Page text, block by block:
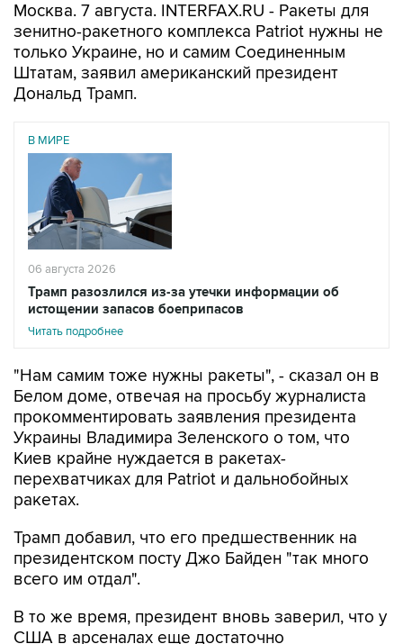
Москва. 7 августа. INTERFAX.RU - Ракеты для
зенитно-ракетного комплекса Patriot нужны не
только Украине, но и самим Соединенным
Штатам, заявил американский президент
Дональд Трамп.
В МИРЕ
06 августа 2026
Трамп разозлился из-за утечки информации об
истощении запасов боеприпасов
Читать подробнее
"Нам самим тоже нужны ракеты", - сказал он в
Белом доме, отвечая на просьбу журналиста
прокомментировать заявления президента
Украины Владимира Зеленского о том, что
Киев крайне нуждается в ракетах-
перехватчиках для Patriot и дальнобойных
ракетах.
Трамп добавил, что его предшественник на
президентском посту Джо Байден "так много
всего им отдал".
В то же время, президент вновь заверил, что у
США в арсеналах еще достаточно